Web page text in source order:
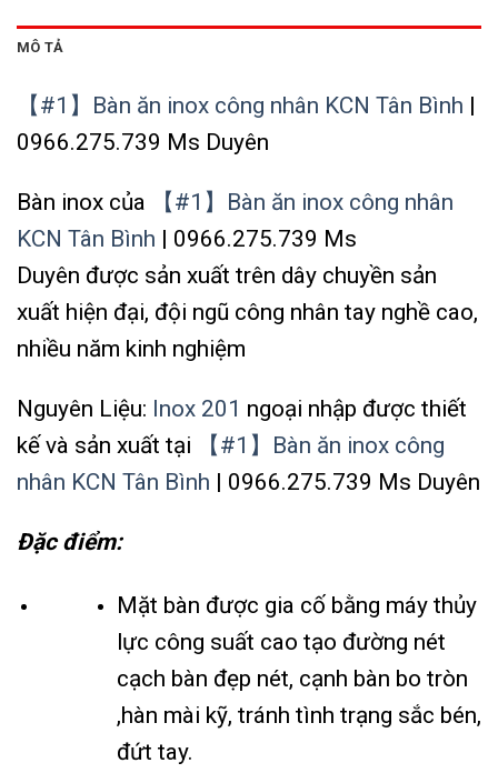
MÔ TẢ
【#1】Bàn ăn inox công nhân KCN Tân Bình
0966.275.739 Ms Duyên
Bàn inox của
【#1】Bàn ăn inox công nhân
KCN Tân Bình | 0966.275.739 Ms
Duyên được sản xuất trên dây chuyền sản
xuất hiện đại, đội ngũ công nhân tay nghề cao,
nhiều năm kinh nghiệm
Nguyên Liệu: Inox 201 ngoại nhập được thiết
kế và sản xuất tại
【#1】Bàn ăn inox công
nhân KCN Tân Bình | 0966.275.739 Ms Duyên
Đặc điểm:
Mặt bàn được gia cố bằng máy thủy
lực công suất cao tạo đường nét
cạch bàn đẹp nét, cạnh bàn bo tròn
,hàn mài kỹ, tránh tình trạng sắc bén,
đứt tay.